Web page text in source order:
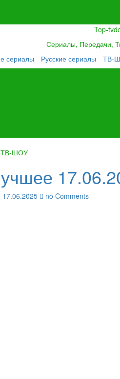
Top-
Сериалы, Передачи,
сериалы Русские сериалы ТВ-
ТВ-ШОУ
17.06.2025 no Comments